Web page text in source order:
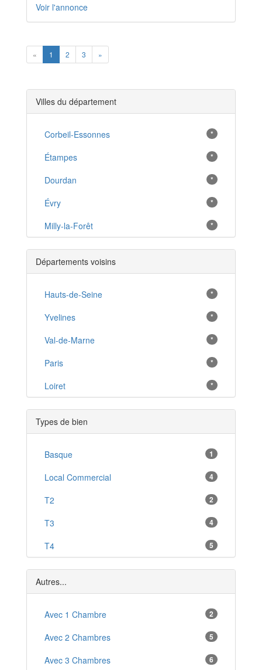
Voir l'annonce
« Previous
1 2 3 »
Villes du département
Corbeil-Essonnes *
Étampes *
Dourdan *
Évry *
Milly-la-Forêt *
Palaiseau *
Savigny-sur-Orge *
Ris-Orangis *
Sainte-Geneviève-des-Bois *
Massy *
Viry-Châtillon *
Juvisy-sur-Orge *
Chilly-Mazarin *
Morsang-sur-Orge *
Athis-Mons *
Montgeron *
Les Ulis *
Méréville *
Brétigny-sur-Orge *
Yerres *
Départements voisins
Hauts-de-Seine *
Yvelines *
Val-de-Marne *
Paris *
Loiret *
Types de bien
Basque 1
Local Commercial 4
T2 2
T3 4
T4 5
T5 4
T6 2
T8 1
Autres...
Avec 1 Chambre 2
Avec 2 Chambres 5
Avec 3 Chambres 6